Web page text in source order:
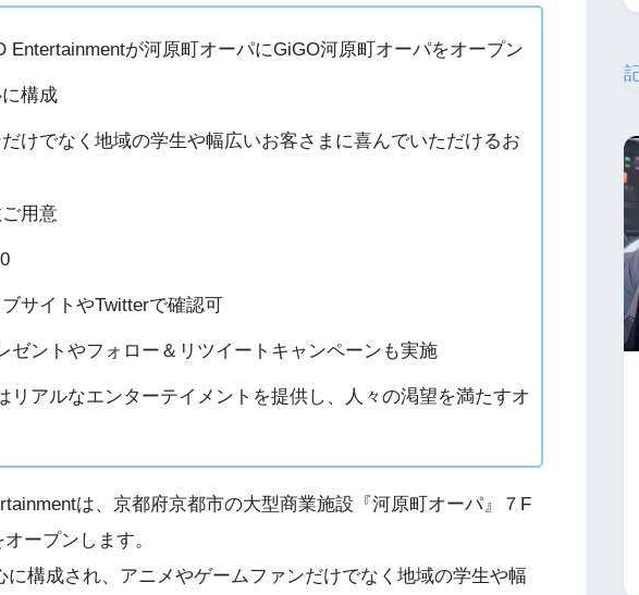
Entertainmentが河原町オーパにGiGO河原町オーパをオープン
構成
けでなく地域の学生や幅広いお客さまに喜んでいただけるお
用意
サイトやTwitterで確認可
ゼントやフォロー＆リツイートキャンペーンも実施
リアルなエンターテイメントを提供し、人々の渇望を満たすオ
は、京都府京都市の大型商業施設『河原町オーパ』７F
ープンします。
に構成され、アニメやゲームファンだけでなく地域の学生や幅